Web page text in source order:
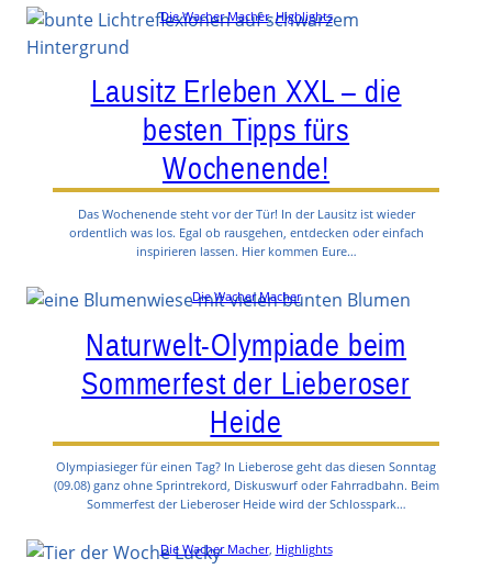
Die Wacher Macher, Highlights
Lausitz Erleben XXL – die
besten Tipps fürs
Wochenende!
Das Wochenende steht vor der Tür! In der Lausitz ist wieder
ordentlich was los. Egal ob rausgehen, entdecken oder einfach
inspirieren lassen. Hier kommen Eure…
Die Wacher Macher
Naturwelt-Olympiade beim
Sommerfest der Lieberoser
Heide
Olympiasieger für einen Tag? In Lieberose geht das diesen Sonntag
(09.08) ganz ohne Sprintrekord, Diskuswurf oder Fahrradbahn. Beim
Sommerfest der Lieberoser Heide wird der Schlosspark…
Die Wacher Macher, Highlights